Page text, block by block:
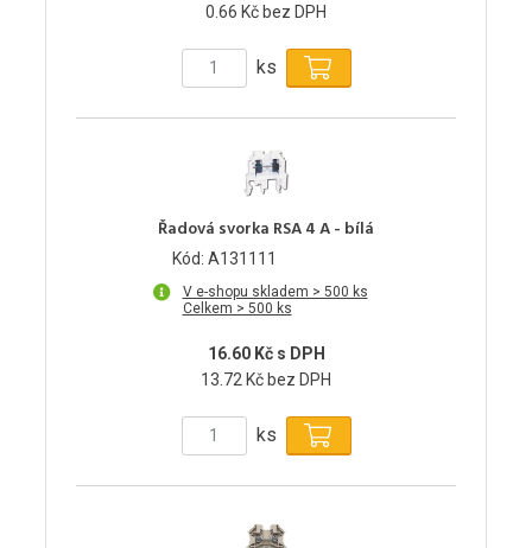
0.66 Kč bez DPH
ks
Řadová svorka RSA 4 A - bílá
Kód: A131111
V e-shopu skladem > 500 ks
Celkem > 500 ks
16.60 Kč s DPH
13.72 Kč bez DPH
ks